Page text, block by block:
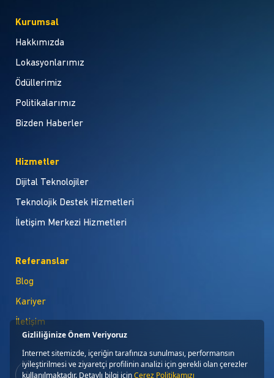
Kurumsal
Hakkımızda
Lokasyonlarımız
Ödüllerimiz
Politikalarımız
Bizden Haberler
Hizmetler
Dijital Teknolojiler
Teknolojik Destek Hizmetleri
İletişim Merkezi Hizmetleri
Referanslar
Blog
Kariyer
İletişim